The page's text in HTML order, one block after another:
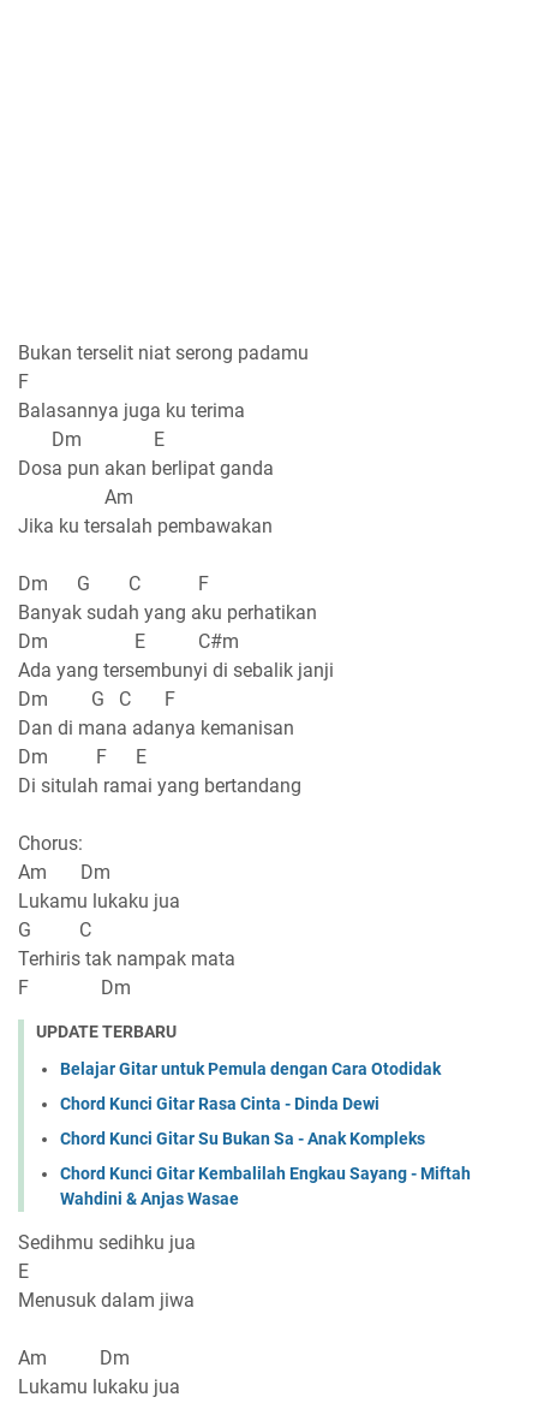
Bukan terselit niat serong padamu
F
Balasannya juga ku terima
Dm E
Dosa pun akan berlipat ganda
Am
Jika ku tersalah pembawakan
Dm G C F
Banyak sudah yang aku perhatikan
Dm E C#m
Ada yang tersembunyi di sebalik janji
Dm G C F
Dan di mana adanya kemanisan
Dm F E
Di situlah ramai yang bertandang
Chorus:
Am Dm
Lukamu lukaku jua
G C
Terhiris tak nampak mata
F Dm
UPDATE TERBARU
Belajar Gitar untuk Pemula dengan Cara Otodidak
Chord Kunci Gitar Rasa Cinta - Dinda Dewi
Chord Kunci Gitar Su Bukan Sa - Anak Kompleks
Chord Kunci Gitar Kembalilah Engkau Sayang - Miftah
Wahdini & Anjas Wasae
Sedihmu sedihku jua
E
Menusuk dalam jiwa
Am Dm
Lukamu lukaku jua